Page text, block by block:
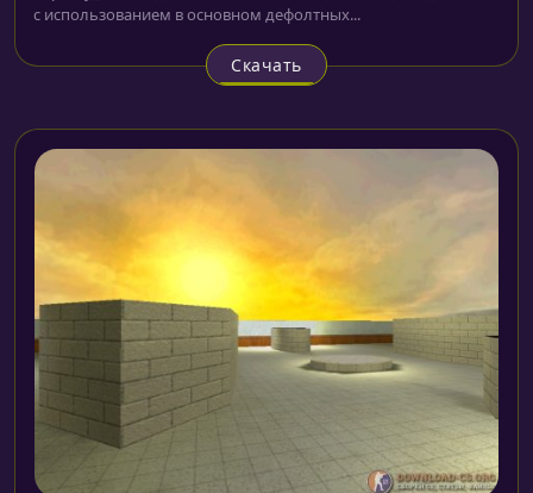
с использованием в основном дефолтных...
Скачать